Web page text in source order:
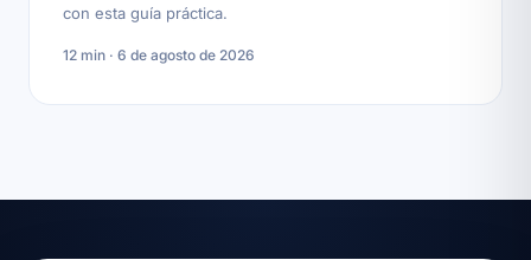
con esta guía práctica.
12 min · 6 de agosto de 2026